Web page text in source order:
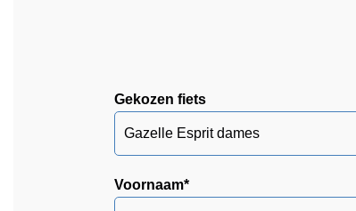
Gekozen fiets
Voornaam*